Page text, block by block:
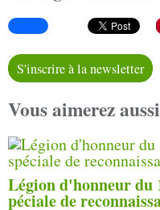
S'inscrire à la newsletter
Vous aimerez
Légion d'honneur
péciale de